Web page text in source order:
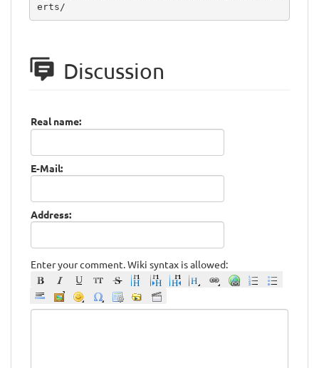
erts/
Discussion
Real name:
E-Mail:
Address:
Enter your comment. Wiki syntax is allowed: